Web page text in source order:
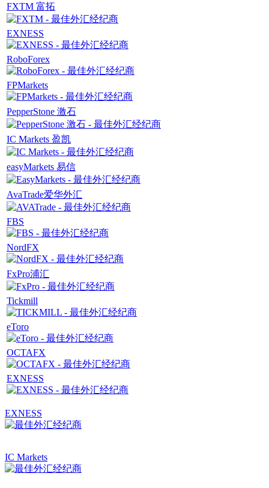
FXTM 富拓
EXNESS
RoboForex
FPMarkets
PepperStone 激石
IC Markets 盈凯
easyMarkets 易信
AvaTrade爱华外汇
FBS
NordFX
FxPro浦汇
Tickmill
eToro
OCTAFX
EXNESS
EXNESS
IC Markets